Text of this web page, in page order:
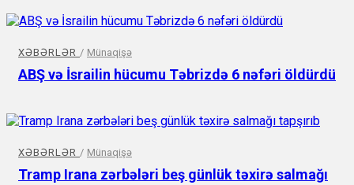
XƏBƏRLƏR / Münaqişə
ABŞ və İsrailin hücumu Təbrizdə 6 nəfəri öldürdü
XƏBƏRLƏR / Münaqişə
Tramp Irana zərbələri beş günlük təxirə salmağı